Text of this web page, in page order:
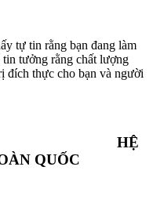
tự tin rằng bạn đang làm
tưởng rằng chất lượng
đích thực cho bạn và người
HỆ
QUỐC